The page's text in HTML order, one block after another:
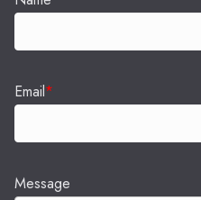
Email*
Message